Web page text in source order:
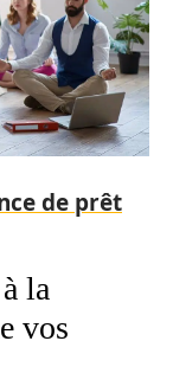
de prêt
la
vos